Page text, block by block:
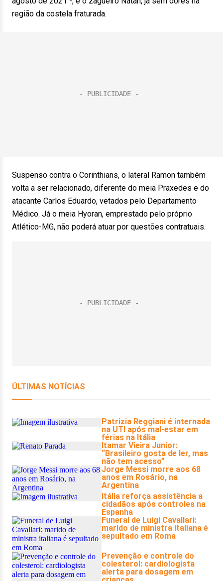
região da costela fraturada.
Suspenso contra o Corinthians, o lateral Ramon também
volta a ser relacionado, diferente do meia Praxedes e do
atacante Carlos Eduardo, vetados pelo Departamento
Médico. Já o meia Hyoran, emprestado pelo próprio
Atlético-MG, não poderá atuar por questões contratuais.